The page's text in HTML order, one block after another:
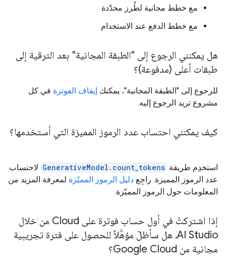
مع خطط مجانية لطُرز محدّدة
مع خطط الدفع عند الاستخدام
هل يمكنني الرجوع إلى "الطبقة المجانية" بعد الترقية إلى
طبقات أعلى (مدفوعة)؟
للرجوع إلى "الطبقة المجانية"، يمكنك إيقاف الفوترة في كل
مشروع تريد الرجوع إليه.
كيف يمكنني احتساب عدد الرموز المميزة التي أستخدمها؟
استخدِم طريقة GenerativeModel.count_tokens لاحتساب
عدد الرموز المميزة. راجِع دليل الرموز المميّزة لمعرفة المزيد من
المعلومات حول الرموز المميّزة.
إذا اشتركتُ في أول حساب فوترة على Cloud من خلال
AI Studio، هل سأظلّ مؤهَّلاً للحصول على فترة تجريبية
مجانية من Google Cloud؟